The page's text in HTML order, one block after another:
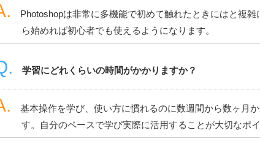
Photoshopは非常に多機能で初めて触れたときにはと複
ら始めれば初心者でも使えるようになります。
学習にどれくらいの時間がかかりますか？
基本操作を学び、使い方に慣れるのに数週間から数ヶ月
す。自分のペースで学び実際に活用することが大切なポイ